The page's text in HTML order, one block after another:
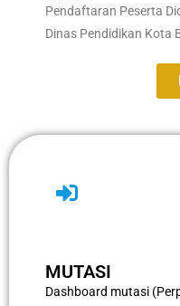
Pendaftaran Peserta
Dinas Pendidikan Kota
MUTASI
Dashboard mutasi